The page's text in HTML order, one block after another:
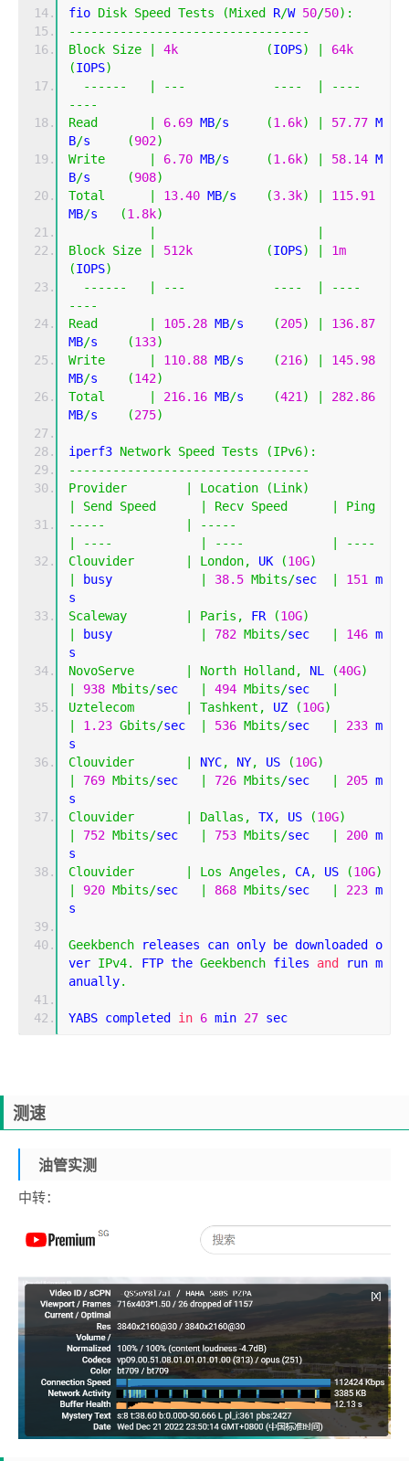
fio Disk Speed Tests (Mixed R/W 50/50):
---------------------------------
Block Size 4k (IOPS)
64k
(IOPS)
------
--- ----
----
----
Read
6.69 MB/s (1.6k) 57.77 M
B/s (902)
Write
6.70 MB/s (1.6k) 58.14 M
B/s (908)
Total
13.40 MB/s (3.3k)
115.91
MB/s (1.8k)
Block Size 512k (IOPS)
1m
(IOPS)
------
--- ----
----
----
Read
105.28 MB/s (205)
136.87
MB/s (133)
Write
110.88 MB/s (216)
145.98
MB/s (142)
Total
216.16 MB/s (421 )
282.86
MB/s (275)
iperf3 Network Speed Tests (IPv6):
---------------------------------
Provider
Location (Link)
Send Speed Recv Speed
Ping
-----
-----
---- ----
----
Clouvider
London, UK (10G)
busy 38.5 Mbits/sec 151
m
s
Scaleway
Paris , FR (10G)
busy 782 Mbits/sec 146 m
s
NovoServe
North Holland , NL (40G)
938 Mbits/sec 494 Mbits/sec
Uztelecom
Tashkent , UZ (10G)
1.23 Gbits/sec 536 Mbits/sec 233 m
s
Clouvider
NYC, NY, US (10G)
769 Mbits/sec 726 Mbits/sec 205 m
s
Clouvider
Dallas , TX, US (10G)
752 Mbits/sec 753 Mbits/sec 200 m
s
Clouvider
Los Angeles , CA, US (10G)
920 Mbits/sec 868 Mbits/sec 223 m
s
Geekbench releases can only be downloaded o
ver IPv4. FTP the Geekbench files and
run m
anually.
YABS completed in 6 min 27 sec
测速
油管实测
中转：